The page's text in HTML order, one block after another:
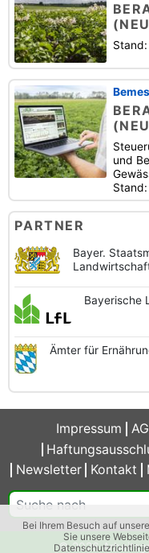
und
PARTNER
Bayer.
Bayerische
Ämter für
Impressum
Newsletter
Kontakt
© 2026
Bei Ihrem Besuch auf
Sie unsere